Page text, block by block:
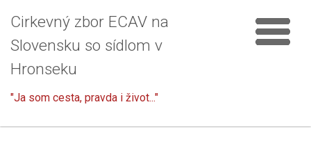
Cirkevný zbor ECAV na
Slovensku so sídlom v
Hronseku
"Ja som cesta, pravda i život..."